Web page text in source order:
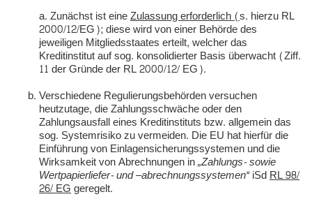
Zunächst ist eineZulassung erforderlich (s. hierzu RL
2000/12/EG); diese wird von einer Behörde des
jeweiligen Mitgliedsstaates erteilt, welcher das
Kreditinstitut auf sog. konsolidierter Basis überwacht (Ziff.
11 der Gründe der RL 2000/12/ EG).
Verschiedene Regulierungsbehörden versuchen
heutzutage, die Zahlungsschwäche oder den
Zahlungsausfall eines Kreditinstituts bzw. allgemein das
sog. Systemrisiko zu vermeiden. Die EU hat hierfür die
Einführung von Einlagensicherungssystemen und die
Wirksamkeit von Abrechnungen in„Zahlungs- sowie
Wertpapierliefer- und –abrechnungssystemen“iSdRL 98/
26/ EGgeregelt.